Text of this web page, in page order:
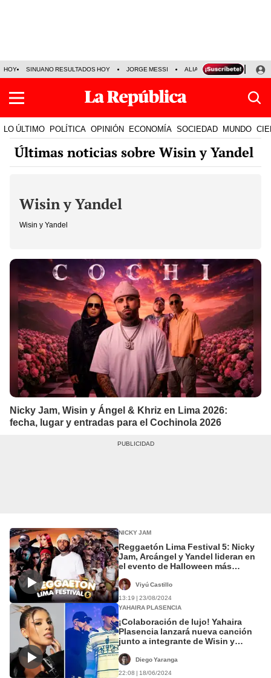
HOY SINUANO RESULTADOS HOY JORGE MESSI ALIANZA LIMA VS SPORT
LO ÚLTIMO POLÍTICA OPINIÓN ECONOMÍA SOCIEDAD MUNDO
Últimas noticias sobre Wisin y Yandel
Wisin y Yandel
Wisin y Yandel
Nicky Jam, Wisin y Ángel & Khriz en Lima 2026:
fecha, lugar y entradas para el Cochinola 2026
NICKY JAM
Reggaetón Lima Festival 5: Nicky
Jam, Arcángel y Yandel lideran en
el evento de Halloween más
Viyú Castillo
13:19 | 23/08/2024
YAHAIRA PLASENCIA
¡Colaboración de lujo! Yahaira
Plasencia lanzará nueva canción
junto a integrante de Wisin y
Diego Yaranga
22:08 | 18/06/2024